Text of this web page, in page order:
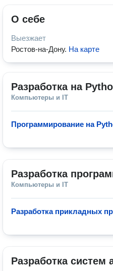
О себе
Выезжает
Ростов-на-Дону. На карте
Разработка на
Компьютеры и IT
Программирование на
Разработка
Компьютеры и IT
Разработка прикладных
Разработка систем